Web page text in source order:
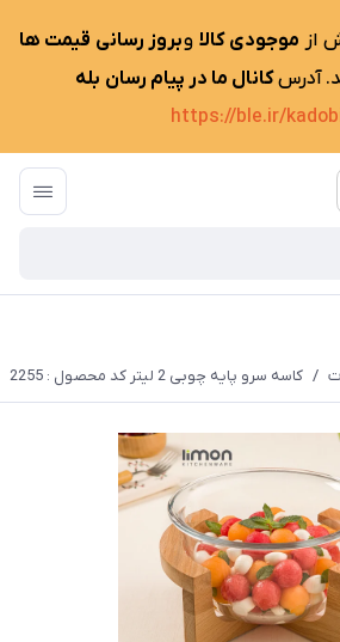
از موجودی کالا وبروز رسانی قیمت ها
آدرسکانال ما در پیام رسان بله
https://ble.ir/
/ کاسه سرو پایه چوبی 2 لیتر کد محصول : 2255